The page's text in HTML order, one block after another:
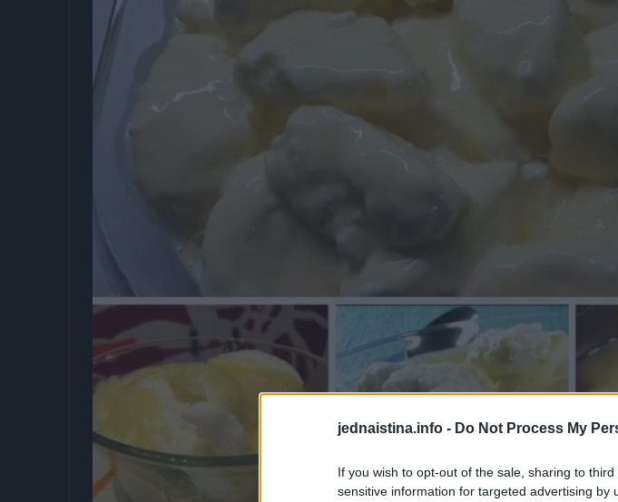
jednaistina.info - Do Not Process My
If you wish to opt-out of the sale, sharing to
sensitive information for targeted advertising by